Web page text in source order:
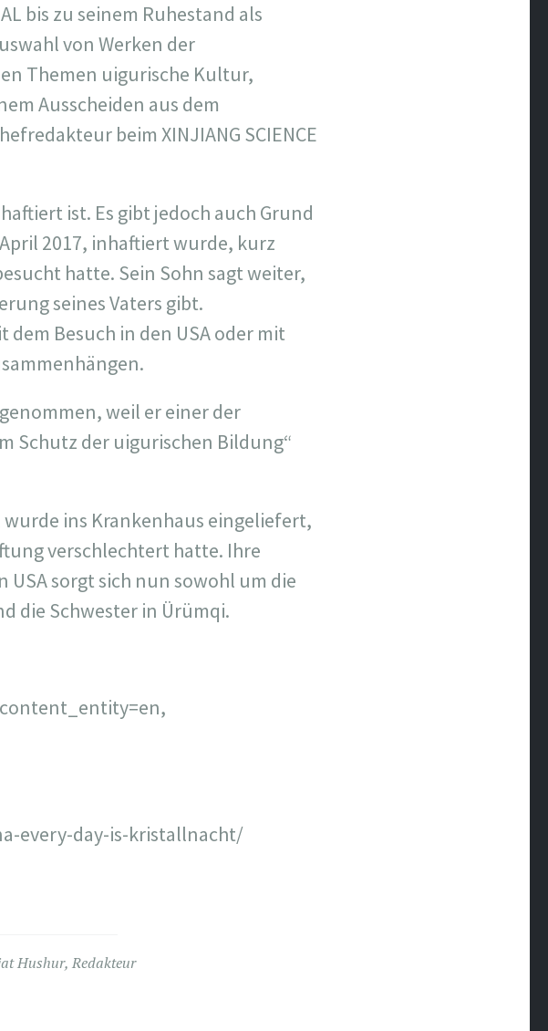
bis zu seinem Ruhestand als
von Werken der
Themen uigurische Kultur,
Ausscheiden aus dem
beim XINJIANG SCIENCE
ist. Es gibt jedoch auch Grund
2017, inhaftiert wurde, kurz
hatte. Sein Sohn sagt weiter,
seines Vaters gibt.
Besuch in den USA oder mit
weil er einer der
Schutz der uigurischen Bildung“
wurde ins Krankenhaus eingeliefert,
verschlechtert hatte. Ihre
USA sorgt sich nun sowohl um die
die Schwester in Ürümqi.
every-day-is-kristallnacht/
Hushur, Redakteur